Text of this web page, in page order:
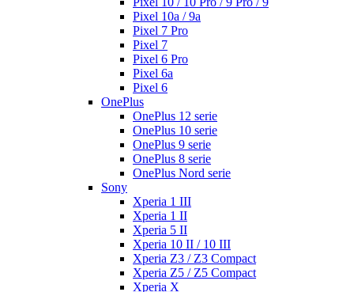
Pixel 10a / 9a
Pixel 7 Pro
Pixel 7
Pixel 6 Pro
Pixel 6a
Pixel 6
OnePlus
OnePlus 12 serie
OnePlus 10 serie
OnePlus 9 serie
OnePlus 8 serie
OnePlus Nord serie
Sony
Xperia 1 III
Xperia 1 II
Xperia 5 II
Xperia 10 II / 10 III
Xperia Z3 / Z3 Compact
Xperia Z5 / Z5 Compact
Xperia X